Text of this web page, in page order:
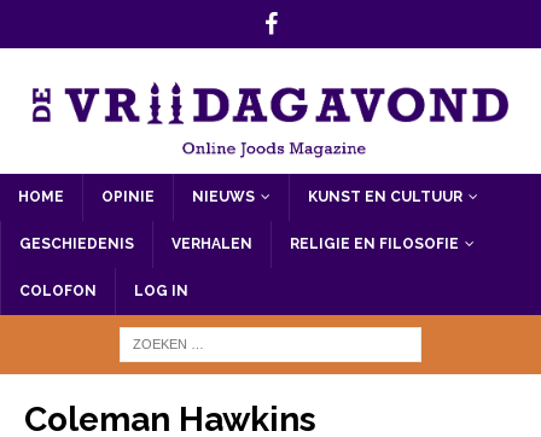
HOME OPINIE NIEUWS KUNST EN CULTUUR
GESCHIEDENIS VERHALEN RELIGIE EN FILOSOFIE
COLOFON LOG IN
Coleman Hawkins